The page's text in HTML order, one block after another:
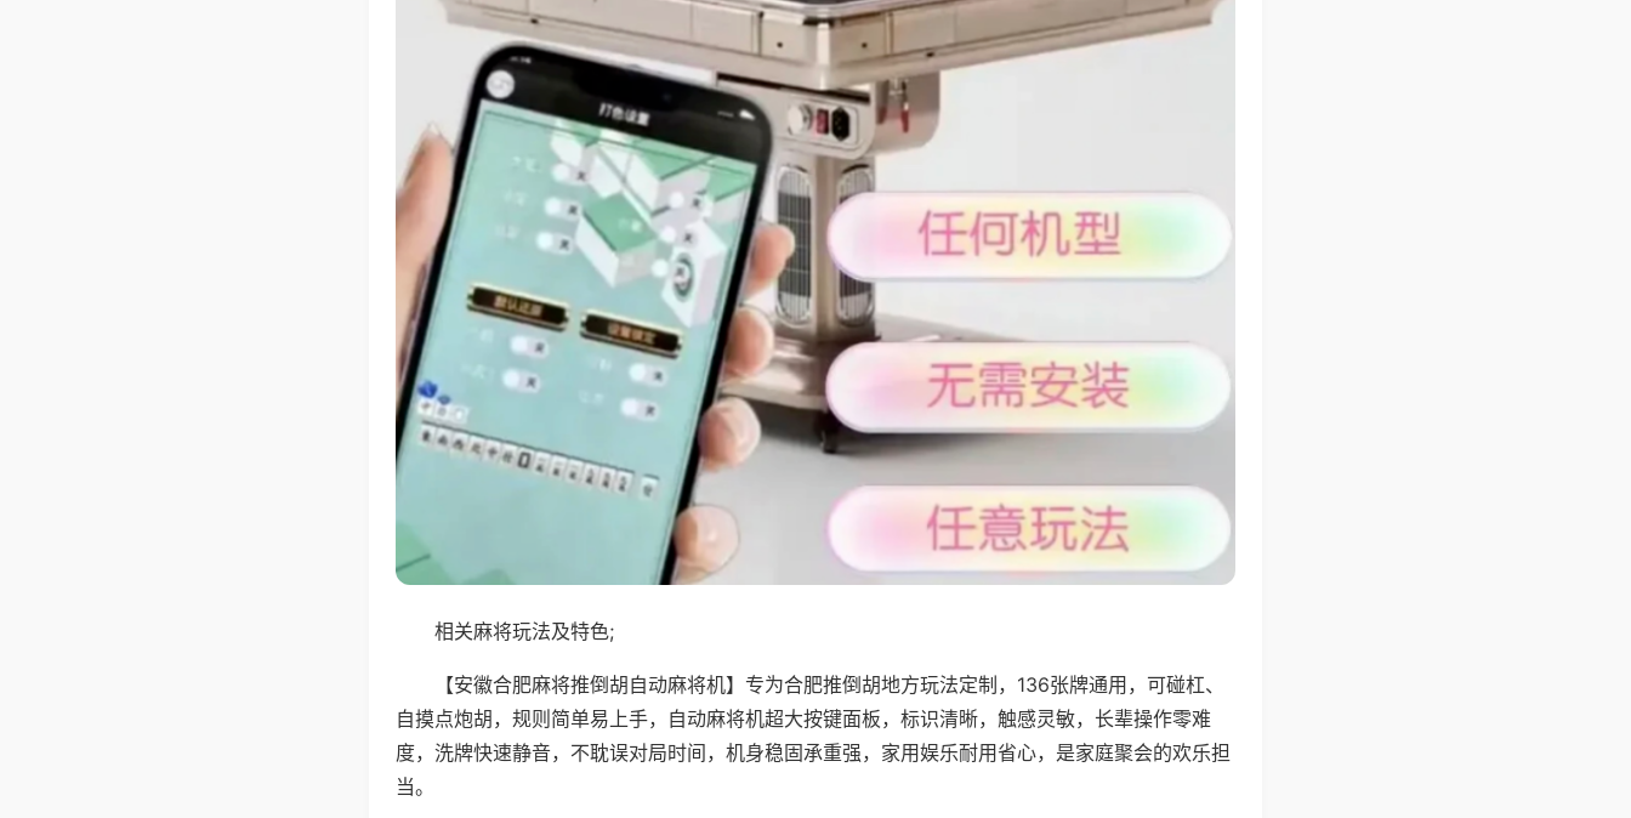
相关麻将玩法及特色;
【安徽合肥麻将推倒胡自动麻将机】专为合肥推倒胡地方玩法定制，136张牌通用，可碰杠、
自摸点炮胡，规则简单易上手，自动麻将机超大按键面板，标识清晰，触感灵敏，长辈操作零难
度，洗牌快速静音，不耽误对局时间，机身稳固承重强，家用娱乐耐用省心，是家庭聚会的欢乐担
当。